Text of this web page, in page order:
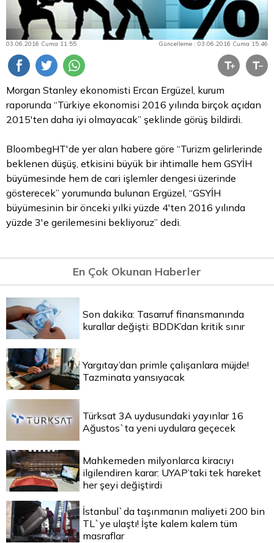
03.06.2016 Cuma 11:55 Güncelleme : 03.06.2016 Cuma 15:46
Morgan Stanley ekonomisti Ercan Ergüzel, kurum
raporunda “Türkiye ekonomisi 2016 yılında birçok açıdan
2015'ten daha iyi olmayacak” şeklinde görüş bildirdi.
BloombegHT'de yer alan habere göre “Turizm gelirlerinde
beklenen düşüş, etkisini büyük bir ihtimalle hem GSYİH
büyümesinde hem de cari işlemler dengesi üzerinde
gösterecek” yorumunda bulunan Ergüzel, “GSYİH
büyümesinin bir önceki yılki yüzde 4'ten 2016 yılında
yüzde 3'e gerilemesini bekliyoruz” dedi.
En Çok Okunan Haberler
Son dakika: Tasarruf finansmanında
kurallar değişti: BDDK’dan kritik sınır
Yargıtay’dan primle çalışanlara müjde!
Tazminata yansıyacak
Türksat 3A uydusundaki yayınlar 16
Ağustos`ta yeni uydulara geçecek
Mahkemeden milyonlarca kiracıyı
ilgilendiren karar: UYAP’taki tek hareket
her şeyi değiştirdi
İstanbul`da taşınmanın maliyeti 200 bin
TL`ye ulaştı! İşte kalem kalem tüm
masraflar